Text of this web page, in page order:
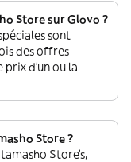
Store sur Glovo ?
sont
des offres
prix d'un ou la
Store ?
Store’s,